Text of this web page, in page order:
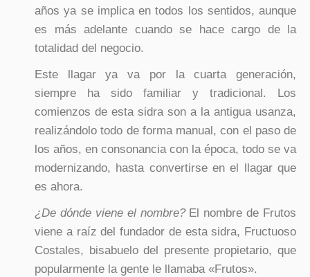
años ya se implica en todos los sentidos, aunque
es más adelante cuando se hace cargo de la
totalidad del negocio.
Este llagar ya va por la cuarta generación,
siempre ha sido familiar y tradicional. Los
comienzos de esta sidra son a la antigua usanza,
realizándolo todo de forma manual, con el paso de
los años, en consonancia con la época, todo se va
modernizando, hasta convertirse en el llagar que
es ahora.
¿De dónde viene el nombre?El nombre de Frutos
viene a raíz del fundador de esta sidra, Fructuoso
Costales, bisabuelo del presente propietario, que
popularmente la gente le llamaba «Frutos».